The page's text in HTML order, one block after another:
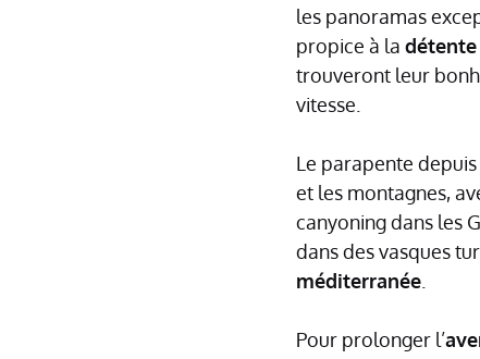
les panoramas
propice à la détente
trouveront leur
vitesse.
Le parapente
et les montagnes,
canyoning dans les
dans des vasques
méditerranée
Pour prolonger l’